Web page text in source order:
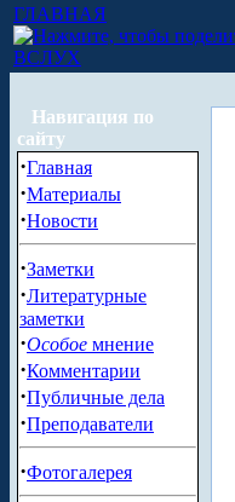
ГЛАВНАЯ
ВСЛУХ
Навигация по
сайту
·Главная
·Материалы
·Новости
·Заметки
·Литературные
заметки
·Особое мнение
·Комментарии
·Публичные дела
·Преподаватели
·Фотогалерея